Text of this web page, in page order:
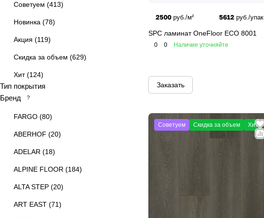
2500 руб./м² 5612 руб./упак
SPC ламинат OneFloor ECO 8001
0 0 Наличие уточняйте
Заказать
Советуем Скидка за объем Хит
Советуем (413)
Новинка (78)
Акция (119)
Скидка за объем (629)
Хит(124)
Тип покрытия
Бренд
?
FARGO (80)
ABERHOF (20)
ADELAR (18)
ALPINE FLOOR (184)
ALTA STEP (20)
ART EAST (71)